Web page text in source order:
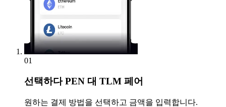
01
선택하다PEN 대 TLM 페어
원하는 결제 방법을 선택하고 금액을 입력합니다.